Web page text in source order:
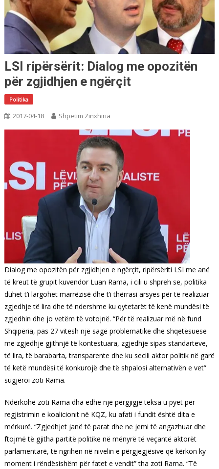
LSI ripërsërit: Dialog me opozitën
për zgjidhjen e ngërçit
Politika
2017-04-18 Shpetim Zinxhiria
Dialog me opozitën për zgjidhjen e ngërçit, ripërsëriti LSI me anë
të kreut të grupit kuvendor Luan Rama, i cili u shpreh se, politika
duhet t’i largohet marrëzisë dhe t’i thërrasi arsyes për të realizuar
zgjedhje të lira dhe të ndershme ku qytetarët të kenë mundësi të
zgjedhin dhe jo vetëm të votojnë. “Për të realizuar më në fund
Shqipëria, pas 27 vitesh një sagë problematike dhe shqetësuese
me zgjedhje gjithnjë të kontestuara, zgjedhje sipas standarteve,
të lira, të barabarta, transparente dhe ku secili aktor politik në garë
të ketë mundësi të konkurojë dhe të shpalosi alternativën e vet”
sugjeroi zoti Rama.
Ndërkohë zoti Rama dha edhe një përgjigje teksa u pyet për
regjistrimin e koalicionit në KQZ, ku afati i fundit është dita e
mërkurë. “Zgjedhjet janë të parat dhe ne jemi të angazhuar dhe
ftojmë të gjitha partitë politike në mënyrë të veçantë aktorët
parlamentarë, të ngrihen në nivelin e përgjegjësive që kërkon ky
moment i rëndësishëm për fatet e vendit” tha zoti Rama. “Të